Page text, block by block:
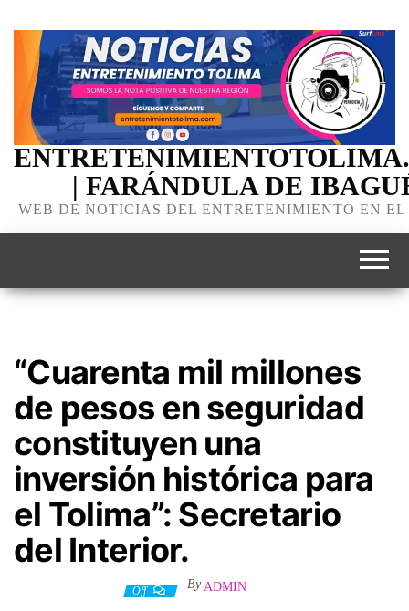
| FARÁNDULA DE
WEB DE NOTICIAS DEL ENTRETENIMIENTO EN
“Cuarenta mil millones
de pesos en seguridad
constituyen una
inversión histórica para
el Tolima”: Secretario
del Interior.
Off By ADMIN